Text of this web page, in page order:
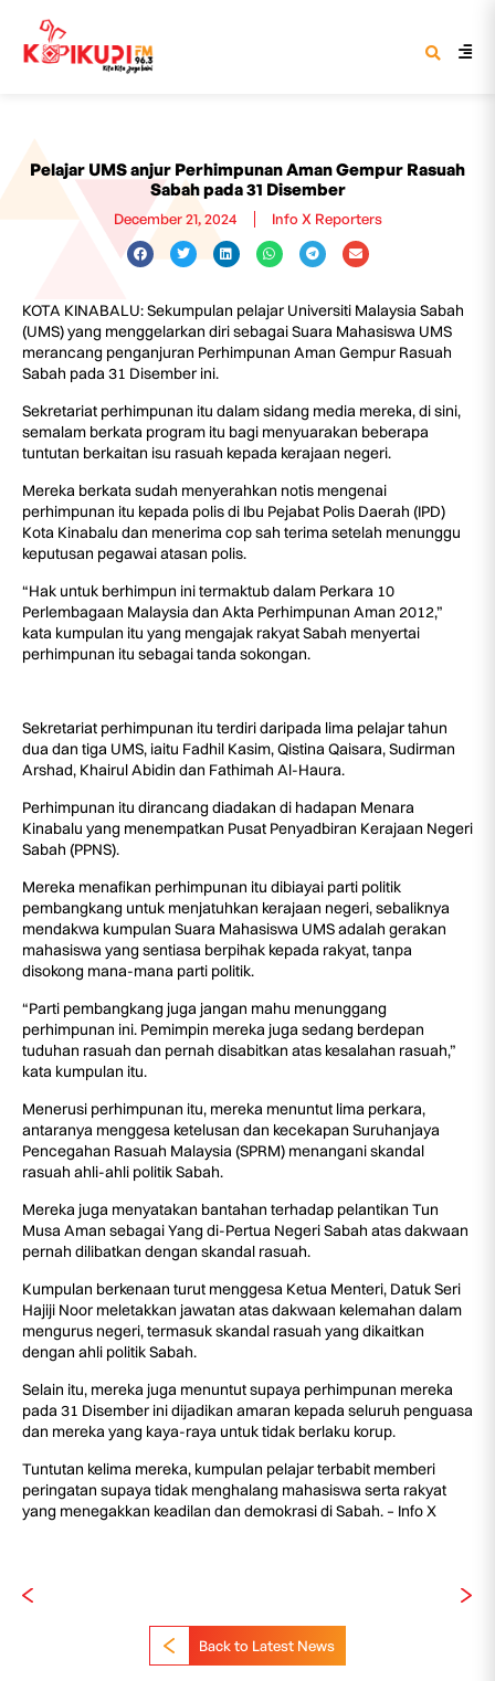
Pelajar UMS anjur Perhimpunan Aman Gempur Rasuah
Sabah pada 31 Disember
December 21, 2024 Info X Reporters
KOTA KINABALU: Sekumpulan pelajar Universiti Malaysia Sabah
(UMS) yang menggelarkan diri sebagai Suara Mahasiswa UMS
merancang penganjuran Perhimpunan Aman Gempur Rasuah
Sabah pada 31 Disember ini.
Sekretariat perhimpunan itu dalam sidang media mereka, di sini,
semalam berkata program itu bagi menyuarakan beberapa
tuntutan berkaitan isu rasuah kepada kerajaan negeri.
Mereka berkata sudah menyerahkan notis mengenai
perhimpunan itu kepada polis di Ibu Pejabat Polis Daerah (IPD)
Kota Kinabalu dan menerima cop sah terima setelah menunggu
keputusan pegawai atasan polis.
“Hak untuk berhimpun ini termaktub dalam Perkara 10
Perlembagaan Malaysia dan Akta Perhimpunan Aman 2012,”
kata kumpulan itu yang mengajak rakyat Sabah menyertai
perhimpunan itu sebagai tanda sokongan.
Sekretariat perhimpunan itu terdiri daripada lima pelajar tahun
dua dan tiga UMS, iaitu Fadhil Kasim, Qistina Qaisara, Sudirman
Arshad, Khairul Abidin dan Fathimah Al-Haura.
Perhimpunan itu dirancang diadakan di hadapan Menara
Kinabalu yang menempatkan Pusat Penyadbiran Kerajaan Negeri
Sabah (PPNS).
Mereka menafikan perhimpunan itu dibiayai parti politik
pembangkang untuk menjatuhkan kerajaan negeri, sebaliknya
mendakwa kumpulan Suara Mahasiswa UMS adalah gerakan
mahasiswa yang sentiasa berpihak kepada rakyat, tanpa
disokong mana-mana parti politik.
“Parti pembangkang juga jangan mahu menunggang
perhimpunan ini. Pemimpin mereka juga sedang berdepan
tuduhan rasuah dan pernah disabitkan atas kesalahan rasuah,”
kata kumpulan itu.
Menerusi perhimpunan itu, mereka menuntut lima perkara,
antaranya menggesa ketelusan dan kecekapan Suruhanjaya
Pencegahan Rasuah Malaysia (SPRM) menangani skandal
rasuah ahli-ahli politik Sabah.
Mereka juga menyatakan bantahan terhadap pelantikan Tun
Musa Aman sebagai Yang di-Pertua Negeri Sabah atas dakwaan
pernah dilibatkan dengan skandal rasuah.
Kumpulan berkenaan turut menggesa Ketua Menteri, Datuk Seri
Hajiji Noor meletakkan jawatan atas dakwaan kelemahan dalam
mengurus negeri, termasuk skandal rasuah yang dikaitkan
dengan ahli politik Sabah.
Selain itu, mereka juga menuntut supaya perhimpunan mereka
pada 31 Disember ini dijadikan amaran kepada seluruh penguasa
dan mereka yang kaya-raya untuk tidak berlaku korup.
Tuntutan kelima mereka, kumpulan pelajar terbabit memberi
peringatan supaya tidak menghalang mahasiswa serta rakyat
yang menegakkan keadilan dan demokrasi di Sabah. – Info X
Back to Latest News